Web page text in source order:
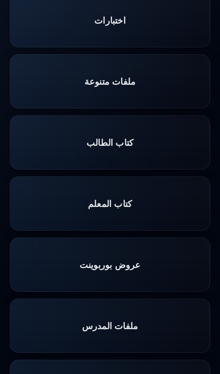
اختبارات
ملفات متنوعة
كتاب الطالب
كتاب المعلم
عروض بوربوينت
ملفات المدرس